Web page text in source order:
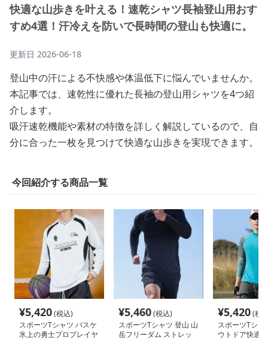
快適な山歩きを叶える！速乾シャツ長袖登山用おす
すめ4選！汗冷えを防いで長時間の登山も快適に。
更新日 2026-06-18
登山中の汗による不快感や体温低下に悩んでいませんか。
本記事では、速乾性に優れた長袖の登山用シャツを4つ紹
介します。
吸汗速乾機能や素材の特徴を詳しく解説しているので、自
分に合った一枚を見つけて快適な山歩きを実現できます。
今回紹介する商品一覧
¥5,420(税込)
スポーツTシャツ バスケ
氷上の勇士プロプレイヤ
¥5,460(税込)
スポーツTシャツ 登山 山
岳フリーダム ストレッ
¥5,420(税
スポーツTシャ
ウトドア快適